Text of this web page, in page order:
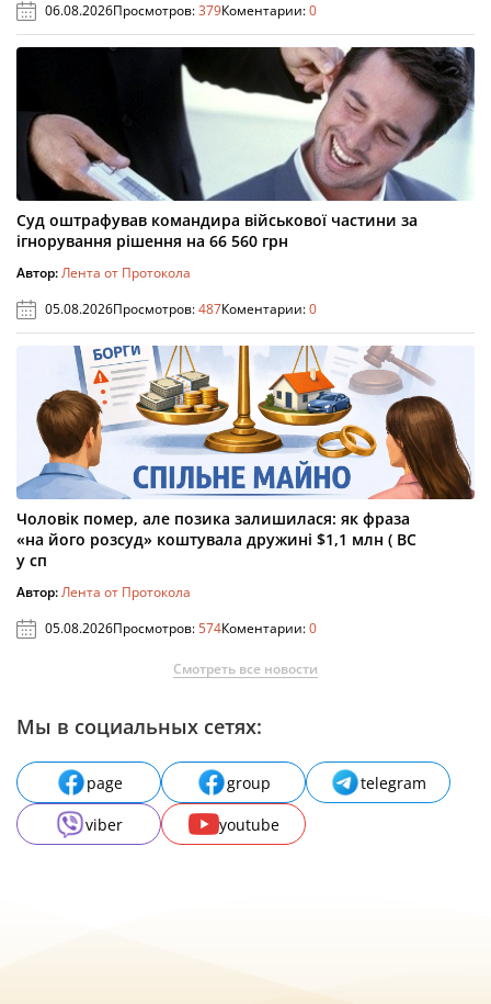
06.08.2026Просмотров:379Коментарии:0
Суд оштрафував командира військової частини за
ігнорування рішення на 66 560 грн
Автор:Лента от Протокола
05.08.2026Просмотров:487Коментарии:0
Чоловік помер, але позика залишилася: як фраза
«на його розсуд» коштувала дружині $1,1 млн ( ВС
у сп
Автор:Лента от Протокола
05.08.2026Просмотров:574Коментарии:0
Смотреть все новости
Мы в социальных сетях:
page group
telegram
viber
youtube